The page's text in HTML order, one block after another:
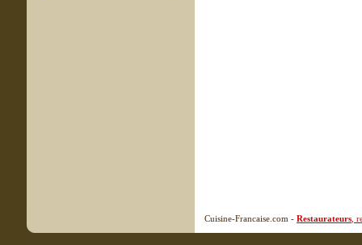
Cuisine-Francaise.com - Restaurateurs ,